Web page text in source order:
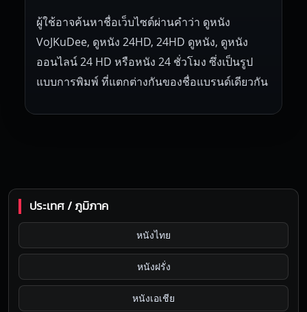
ผู้ใช้อาจค้นหาชื่อเว็บไซต์ผ่านคำว่า ดูหนัง
VoJKuDee, ดูหนัง 24HD, 24HD ดูหนัง, ดูหนัง
ออนไลน์ 24 HD หรือหนัง 24 ชั่วโมง ซึ่งเป็นรูป
แบบการพิมพ์ ที่แตกต่างกันของชื่อแบรนด์เดียวกัน
ประเทศ / ภูมิภาค
หนังไทย
หนังฝรั่ง
หนังเอเชีย